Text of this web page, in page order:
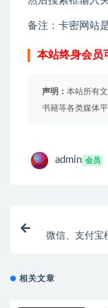
备注：卡密网站
本站终身会员
声明： 本站所有
书籍等各类媒体
admin 会员
微信、支付宝
相关文章